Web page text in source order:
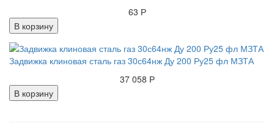
63 Р
В корзину
Задвижка клиновая сталь газ 30с64нж Ду 200 Ру25 фл МЗТА
37 058 Р
В корзину